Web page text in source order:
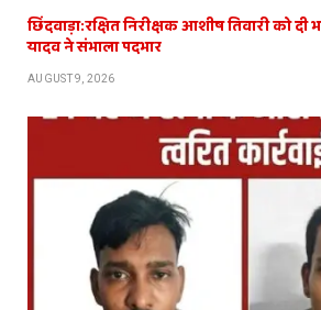
छिंदवाड़ा:रक्षित निरीक्षक आशीष तिवारी को दी
यादव ने संभाला पदभार
AUGUST 9, 2026